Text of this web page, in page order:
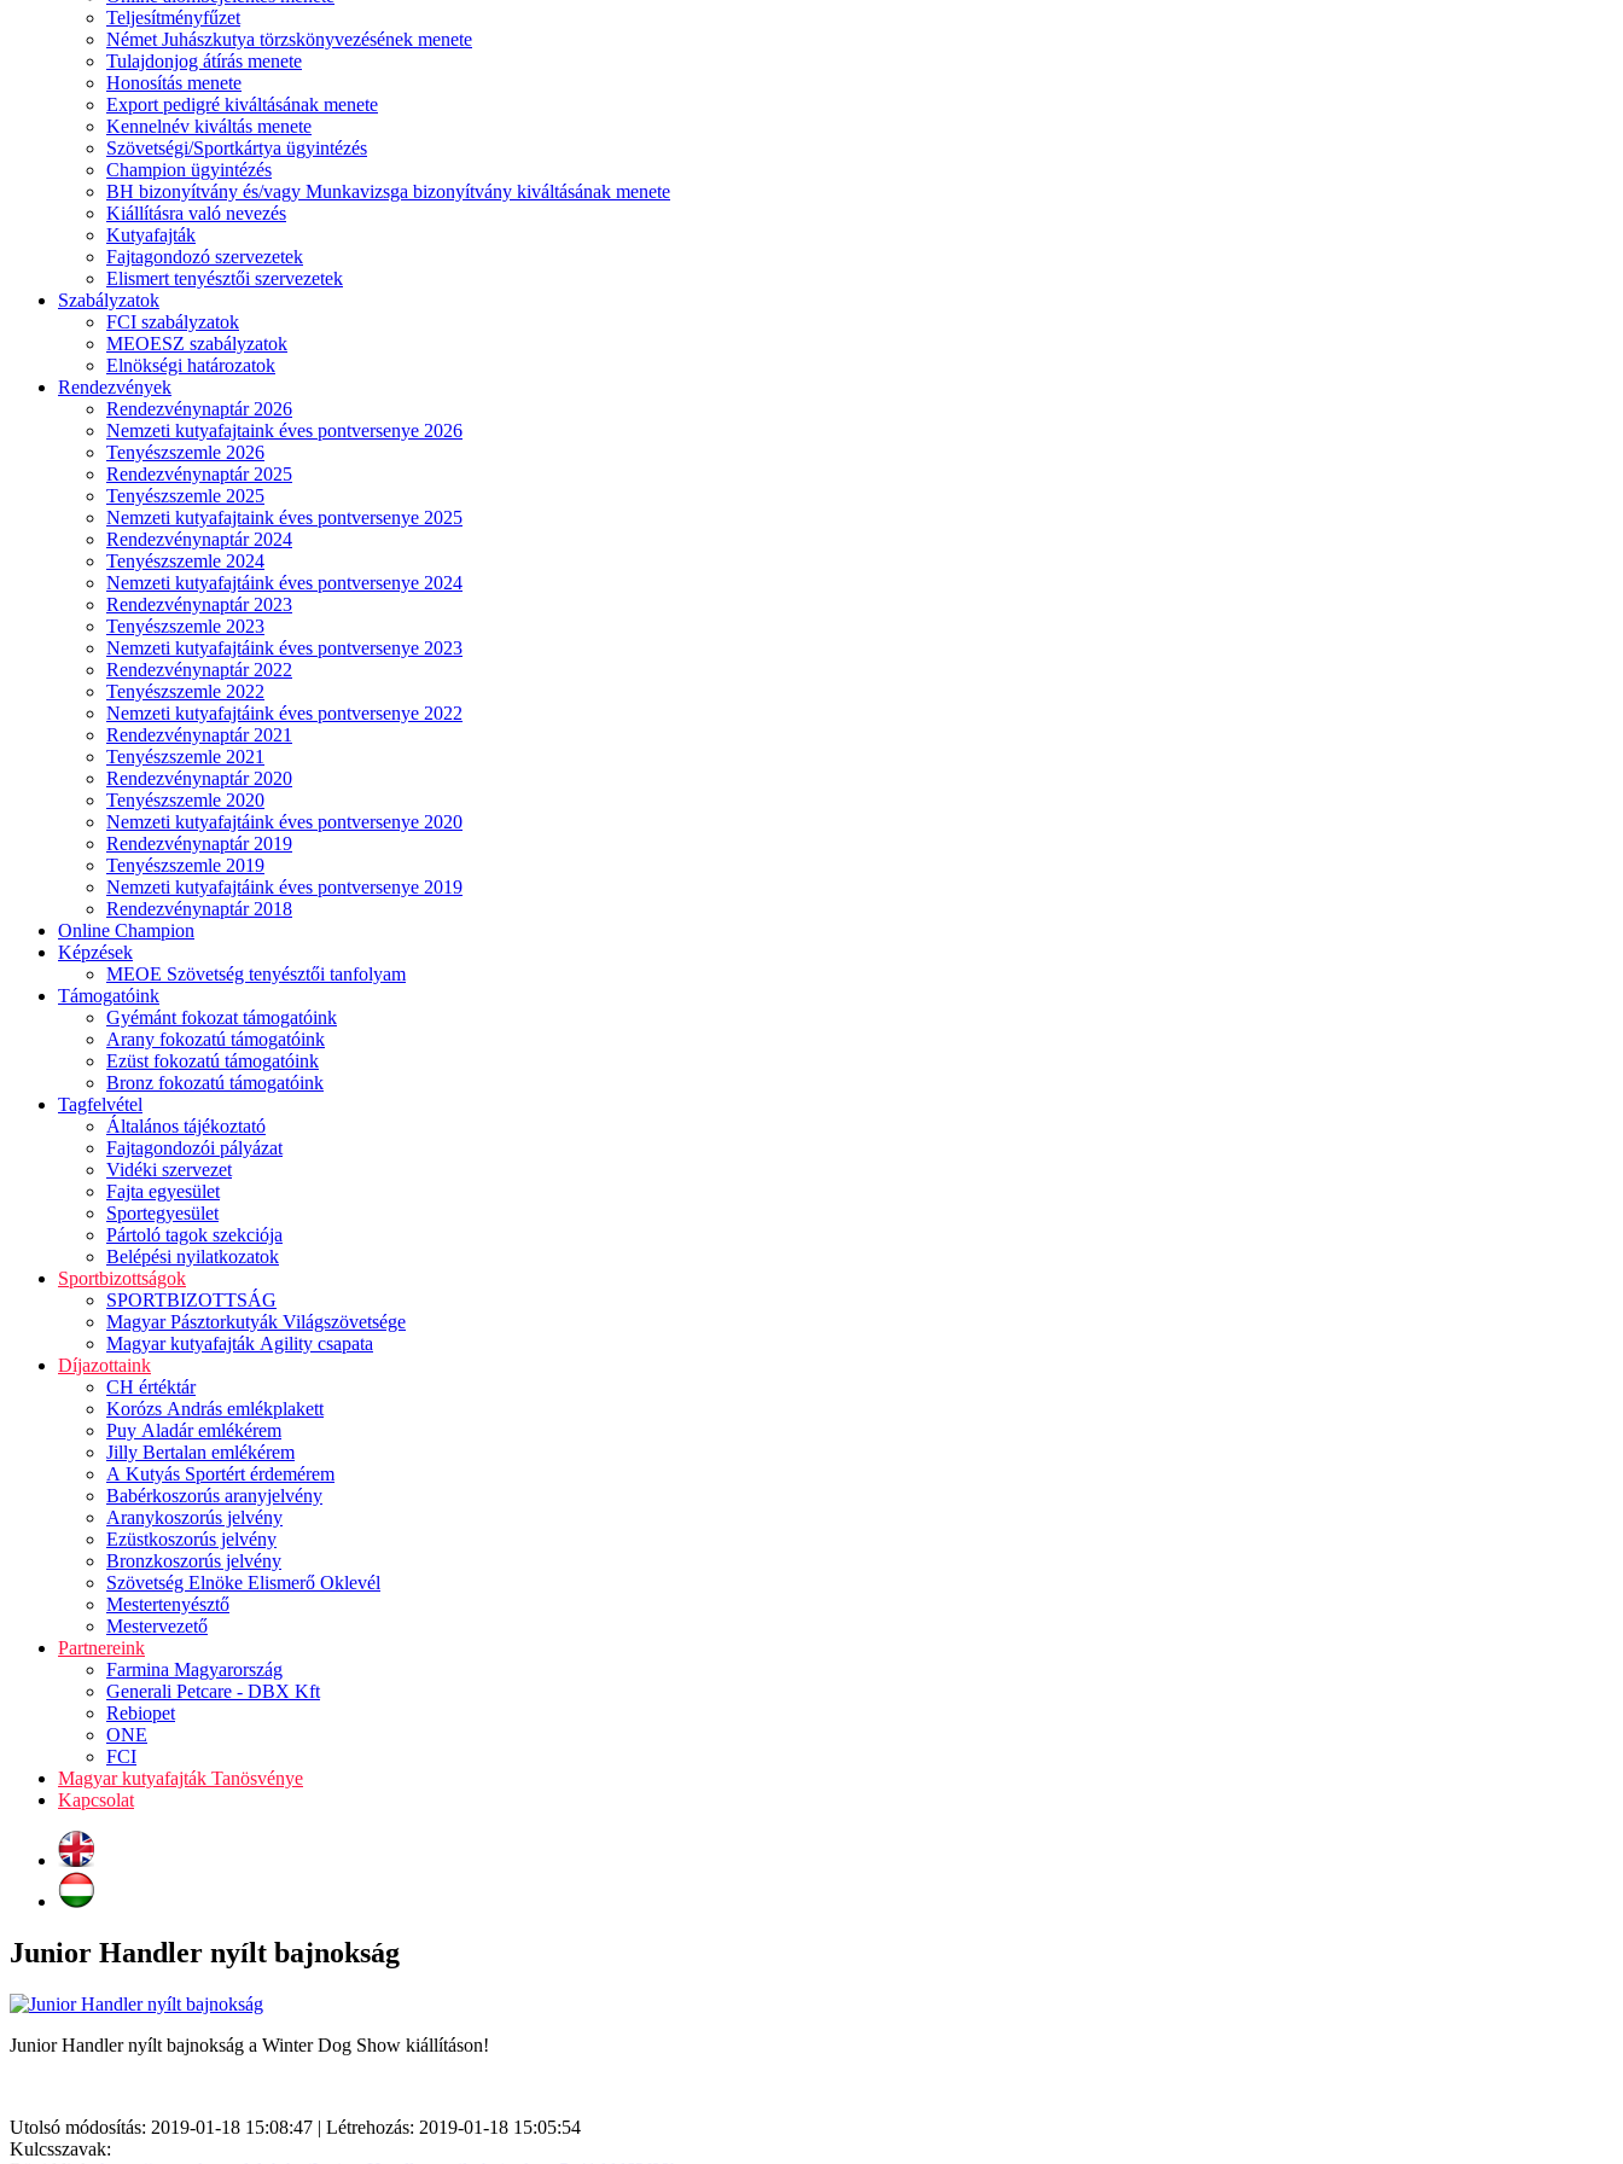
Teljesítményfűzet
Német Juhászkutya törzskönyvezésének menete
Tulajdonjog átírás menete
Honosítás menete
Export pedigré kiváltásának menete
Kennelnév kiváltás menete
Szövetségi/Sportkártya ügyintézés
Champion ügyintézés
BH bizonyítvány és/vagy Munkavizsga bizonyítvány kiváltásának menete
Kiállításra való nevezés
Kutyafajták
Fajtagondozó szervezetek
Elismert tenyésztői szervezetek
Szabályzatok
FCI szabályzatok
MEOESZ szabályzatok
Elnökségi határozatok
Rendezvények
Rendezvénynaptár 2026
Nemzeti kutyafajtaink éves pontversenye 2026
Tenyészszemle 2026
Rendezvénynaptár 2025
Tenyészszemle 2025
Nemzeti kutyafajtaink éves pontversenye 2025
Rendezvénynaptár 2024
Tenyészszemle 2024
Nemzeti kutyafajtáink éves pontversenye 2024
Rendezvénynaptár 2023
Tenyészszemle 2023
Nemzeti kutyafajtáink éves pontversenye 2023
Rendezvénynaptár 2022
Tenyészszemle 2022
Nemzeti kutyafajtáink éves pontversenye 2022
Rendezvénynaptár 2021
Tenyészszemle 2021
Rendezvénynaptár 2020
Tenyészszemle 2020
Nemzeti kutyafajtáink éves pontversenye 2020
Rendezvénynaptár 2019
Tenyészszemle 2019
Nemzeti kutyafajtáink éves pontversenye 2019
Rendezvénynaptár 2018
Online Champion
Képzések
MEOE Szövetség tenyésztői tanfolyam
Támogatóink
Gyémánt fokozat támogatóink
Arany fokozatú támogatóink
Ezüst fokozatú támogatóink
Bronz fokozatú támogatóink
Tagfelvétel
Általános tájékoztató
Fajtagondozói pályázat
Vidéki szervezet
Fajta egyesület
Sportegyesület
Pártoló tagok szekciója
Belépési nyilatkozatok
Sportbizottságok
SPORTBIZOTTSÁG
Magyar Pásztorkutyák Világszövetsége
Magyar kutyafajták Agility csapata
Díjazottaink
CH értéktár
Korózs András emlékplakett
Puy Aladár emlékérem
Jilly Bertalan emlékérem
A Kutyás Sportért érdemérem
Babérkoszorús aranyjelvény
Aranykoszorús jelvény
Ezüstkoszorús jelvény
Bronzkoszorús jelvény
Szövetség Elnöke Elismerő Oklevél
Mestertenyésztő
Mestervezető
Partnereink
Farmina Magyarország
Generali Petcare - DBX Kft
Rebiopet
ONE
FCI
Magyar kutyafajták Tanösvénye
Kapcsolat
Junior Handler nyílt bajnokság
Junior Handler nyílt bajnokság a Winter Dog Show kiállításon!
Utolsó módosítás: 2019-01-18 15:08:47 | Létrehozás: 2019-01-18 15:05:54
Kulcsszavak: